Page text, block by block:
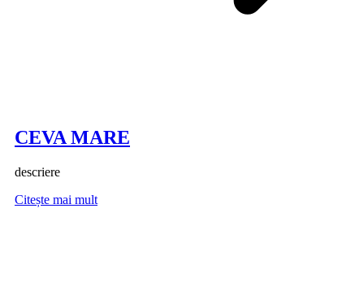
CEVA MARE
descriere
Citește mai mult